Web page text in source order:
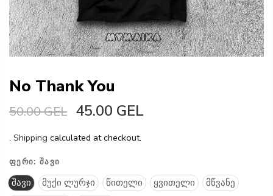
No Thank You
50.00 GEL 45.00 GEL
. Shipping calculated at checkout.
ᲤᲔᲠᲘ: ᲨᲐᲕᲘ
შავი მუქი ლურჯი წითელი ყვითელი
მწვანე